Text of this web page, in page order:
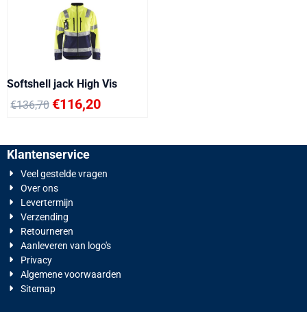
Softshell jack High Vis
€136,70 €116,20
Klantenservice
Veel gestelde vragen
Over ons
Levertermijn
Verzending
Retourneren
Aanleveren van logo's
Privacy
Algemene voorwaarden
Sitemap